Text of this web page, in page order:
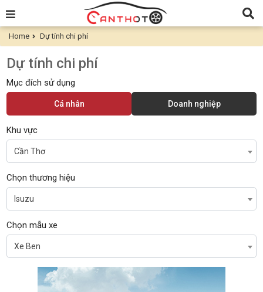
Home Dự tính chi phí
Dự tính chi phí
Mục đích sử dụng
Cá nhân Doanh nghiệp
Khu vực
Cần Thơ
Chọn thương hiệu
Isuzu
Chọn mẫu xe
Xe Ben